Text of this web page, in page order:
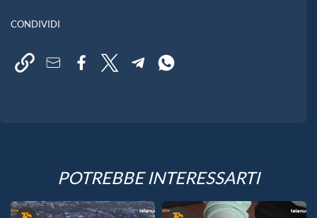
CONDIVIDI
POTREBBE INTERESSARTI